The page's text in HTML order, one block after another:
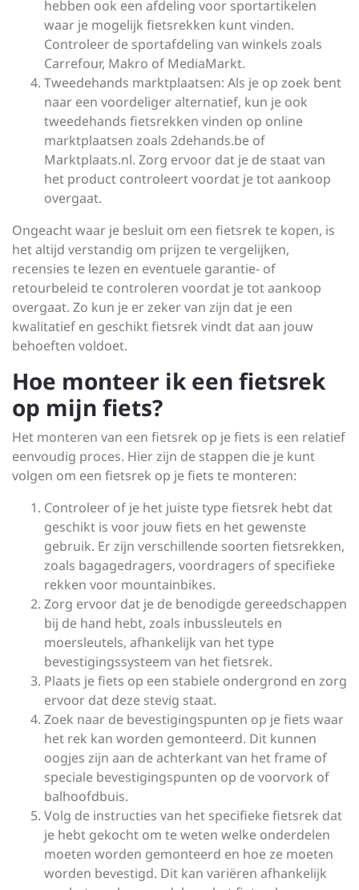
hebben ook een afdeling voor sportartikelen
waar je mogelijk fietsrekken kunt vinden.
Controleer de sportafdeling van winkels zoals
Carrefour, Makro of MediaMarkt.
Tweedehands marktplaatsen: Als je op zoek bent
naar een voordeliger alternatief, kun je ook
tweedehands fietsrekken vinden op online
marktplaatsen zoals 2dehands.be of
Marktplaats.nl. Zorg ervoor dat je de staat van
het product controleert voordat je tot aankoop
overgaat.
Ongeacht waar je besluit om een fietsrek te kopen, is
het altijd verstandig om prijzen te vergelijken,
recensies te lezen en eventuele garantie- of
retourbeleid te controleren voordat je tot aankoop
overgaat. Zo kun je er zeker van zijn dat je een
kwalitatief en geschikt fietsrek vindt dat aan jouw
behoeften voldoet.
Hoe monteer ik een fietsrek
op mijn fiets?
Het monteren van een fietsrek op je fiets is een relatief
eenvoudig proces. Hier zijn de stappen die je kunt
volgen om een fietsrek op je fiets te monteren:
Controleer of je het juiste type fietsrek hebt dat
geschikt is voor jouw fiets en het gewenste
gebruik. Er zijn verschillende soorten fietsrekken,
zoals bagagedragers, voordragers of specifieke
rekken voor mountainbikes.
Zorg ervoor dat je de benodigde gereedschappen
bij de hand hebt, zoals inbussleutels en
moersleutels, afhankelijk van het type
bevestigingssysteem van het fietsrek.
Plaats je fiets op een stabiele ondergrond en zorg
ervoor dat deze stevig staat.
Zoek naar de bevestigingspunten op je fiets waar
het rek kan worden gemonteerd. Dit kunnen
oogjes zijn aan de achterkant van het frame of
speciale bevestigingspunten op de voorvork of
balhoofdbuis.
Volg de instructies van het specifieke fietsrek dat
je hebt gekocht om te weten welke onderdelen
moeten worden gemonteerd en hoe ze moeten
worden bevestigd. Dit kan variëren afhankelijk